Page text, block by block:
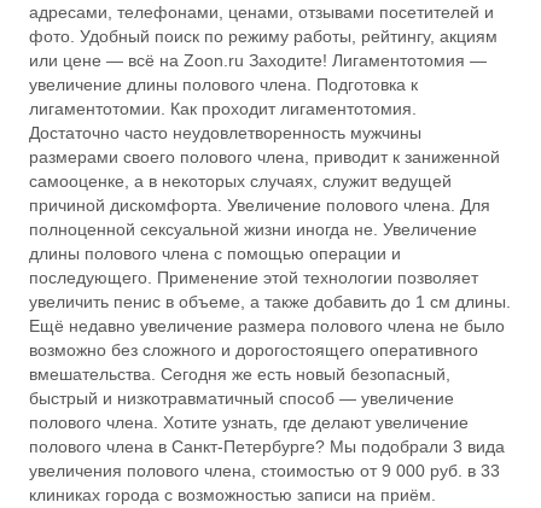
адресами, телефонами, ценами, отзывами посетителей и
фото. Удобный поиск по режиму работы, рейтингу, акциям
или цене — всё на Zoon.ru Заходите! Лигаментотомия —
увеличение длины полового члена. Подготовка к
лигаментотомии. Как проходит лигаментотомия.
Достаточно часто неудовлетворенность мужчины
размерами своего полового члена, приводит к заниженной
самооценке, а в некоторых случаях, служит ведущей
причиной дискомфорта. Увеличение полового члена. Для
полноценной сексуальной жизни иногда не. Увеличение
длины полового члена с помощью операции и
последующего. Применение этой технологии позволяет
увеличить пенис в объеме, а также добавить до 1 см длины.
Ещё недавно увеличение размера полового члена не было
возможно без сложного и дорогостоящего оперативного
вмешательства. Сегодня же есть новый безопасный,
быстрый и низкотравматичный способ — увеличение
полового члена. Хотите узнать, где делают увеличение
полового члена в Санкт-Петербурге? Мы подобрали 3 вида
увеличения полового члена, стоимостью от 9 000 руб. в 33
клиниках города с возможностью записи на приём.